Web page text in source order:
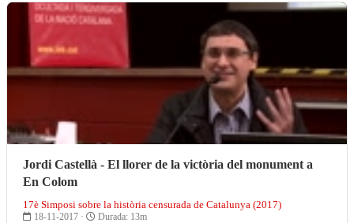
Jordi Castellà - El llorer de la victòria del monument a
En Colom
17è Simposi sobre la història censurada de Catalunya (2017)
18-11-2017 · Durada: 13m